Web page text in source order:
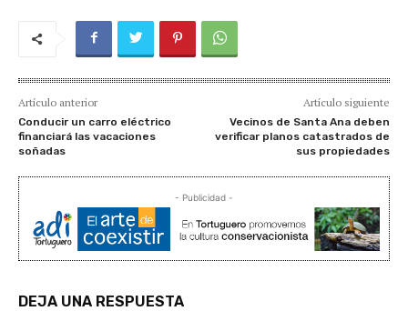
Artículo anterior
Conducir un carro eléctrico
financiará las vacaciones
soñadas
Artículo siguiente
Vecinos de Santa Ana deben
verificar planos catastrados de
sus propiedades
- Publicidad -
DEJA UNA RESPUESTA